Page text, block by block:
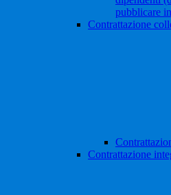
pubblicare
Contrattazione
Contrattazione